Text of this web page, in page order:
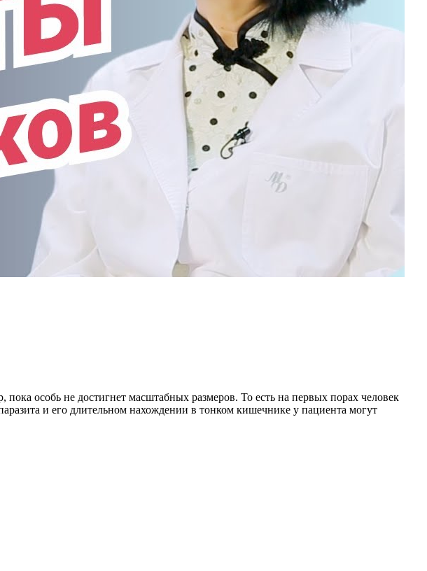
пока особь не достигнет масштабных размеров. То есть на первых порах человек
и его длительном нахождении в тонком кишечнике у пациента могут